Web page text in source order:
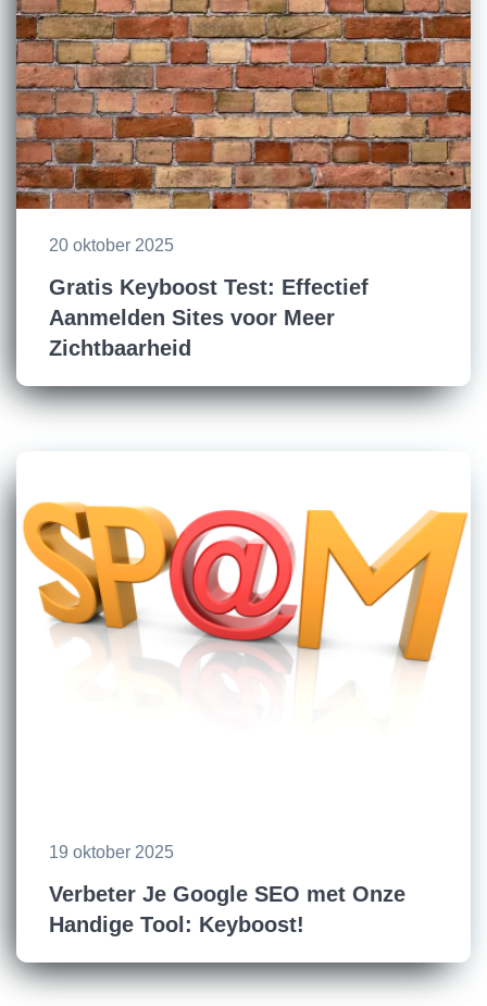
20 oktober 2025
Gratis Keyboost Test: Effectief
Aanmelden Sites voor Meer
Zichtbaarheid
19 oktober 2025
Verbeter Je Google SEO met Onze
Handige Tool: Keyboost!